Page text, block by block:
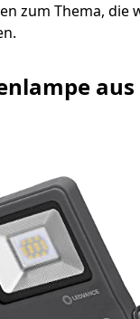
zum Thema, die